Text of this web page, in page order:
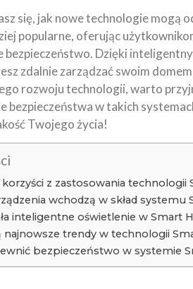
się, jak nowe technologie mogą
popularne, oferując
bezpieczeństwo. Dzięki
zdalnie zarządzać swoim
rozwoju technologii, warto
bezpieczeństwa w takich
Twojego życia!
korzyści z zastosowania technologii
wchodzą w skład systemu
inteligentne oświetlenie w Smart
najnowsze trendy w technologii
bezpieczeństwo w systemie